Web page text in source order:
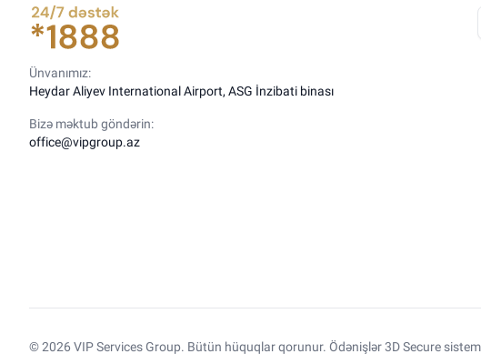
Ünvanımız:
Heydar Aliyev International Airport, ASG İnzibati binası
Bizə məktub göndərin:
office@vipgroup.az
© 2026 VIP Services Group. Bütün hüquqlar qorunur. Ödənişlər 3D Secure